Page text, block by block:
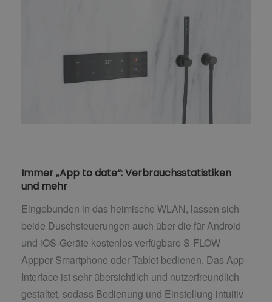
Immer „App to date“: Verbrauchsstatistiken
und mehr
Eingebunden in das heimische WLAN, lassen sich
beide Duschsteuerungen auch über die für Android-
und iOS-Geräte kostenlos verfügbare S-FLOW
Appper Smartphone oder Tablet bedienen. Das App-
Interface ist sehr übersichtlich und nutzerfreundlich
gestaltet, sodass Bedienung und Einstellung intuitiv